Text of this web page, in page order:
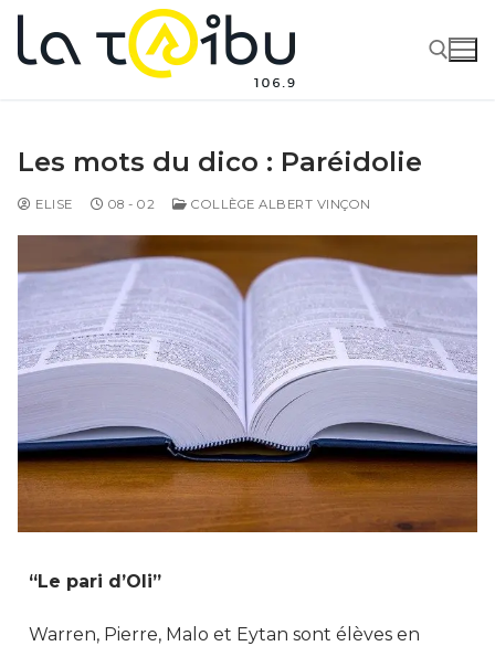
Les mots du dico : Paréidolie
ELISE 08 - 02 COLLÈGE ALBERT VINÇON
“Le pari d’Oli”
Warren, Pierre, Malo et Eytan sont élèves en